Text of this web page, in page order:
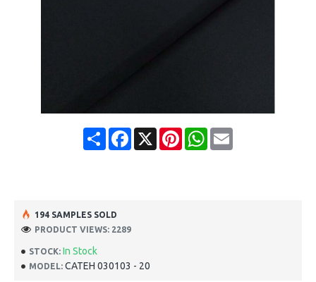
ShareFacebook
X PinterestWhatsApp
Email
STOCK: In Stock
MODEL: САТЕН 030103 - 20
194 SAMPLES SOLD
PRODUCT VIEWS: 2289